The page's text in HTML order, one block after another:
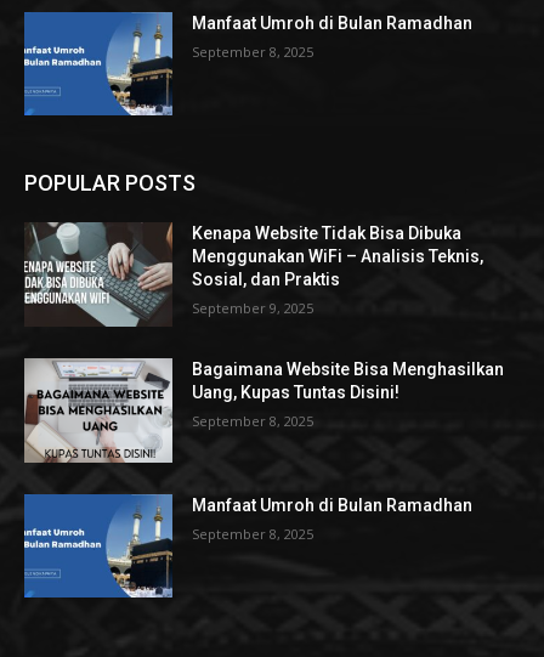
Manfaat Umroh di Bulan Ramadhan
September 8, 2025
POPULAR POSTS
Kenapa Website Tidak Bisa Dibuka
Menggunakan WiFi – Analisis Teknis,
Sosial, dan Praktis
September 9, 2025
Bagaimana Website Bisa Menghasilkan
Uang, Kupas Tuntas Disini!
September 8, 2025
Manfaat Umroh di Bulan Ramadhan
September 8, 2025